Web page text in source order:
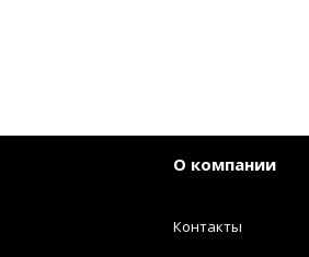
О компании
Контакты